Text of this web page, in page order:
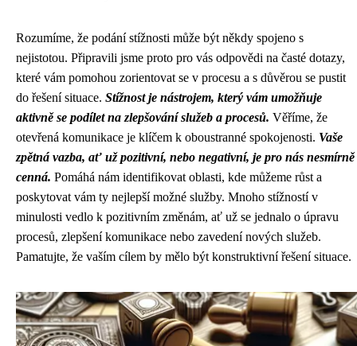
Rozumíme, že podání stížnosti může být někdy spojeno s
nejistotou. Připravili jsme proto pro vás odpovědi na časté dotazy,
které vám pomohou zorientovat se v procesu a s důvěrou se pustit
do řešení situace. Stížnost je nástrojem, který vám umožňuje
aktivně se podílet na zlepšování služeb a procesů. Věříme, že
otevřená komunikace je klíčem k oboustranné spokojenosti. Vaše
zpětná vazba, ať už pozitivní, nebo negativní, je pro nás nesmírně
cenná. Pomáhá nám identifikovat oblasti, kde můžeme růst a
poskytovat vám ty nejlepší možné služby. Mnoho stížností v
minulosti vedlo k pozitivním změnám, ať už se jednalo o úpravu
procesů, zlepšení komunikace nebo zavedení nových služeb.
Pamatujte, že vaším cílem by mělo být konstruktivní řešení situace.